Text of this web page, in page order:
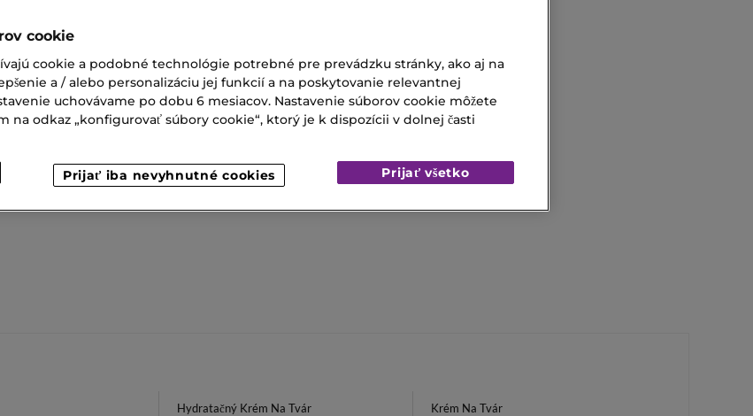
Hydratačný Krém Na Tvár Krém Na Tvár
cookie
cookie a podobné technológie potrebné pre prevádzku stránky, ako aj na
a / alebo personalizáciu jej funkcií a na poskytovanie relevantnej
uchovávame po dobu 6 mesiacov. Nastavenie súborov cookie môžete
odkaz „konfigurovať súbory cookie“, ktorý je k dispozícii v dolnej časti
Prijať iba nevyhnutné cookies Prijať všetko